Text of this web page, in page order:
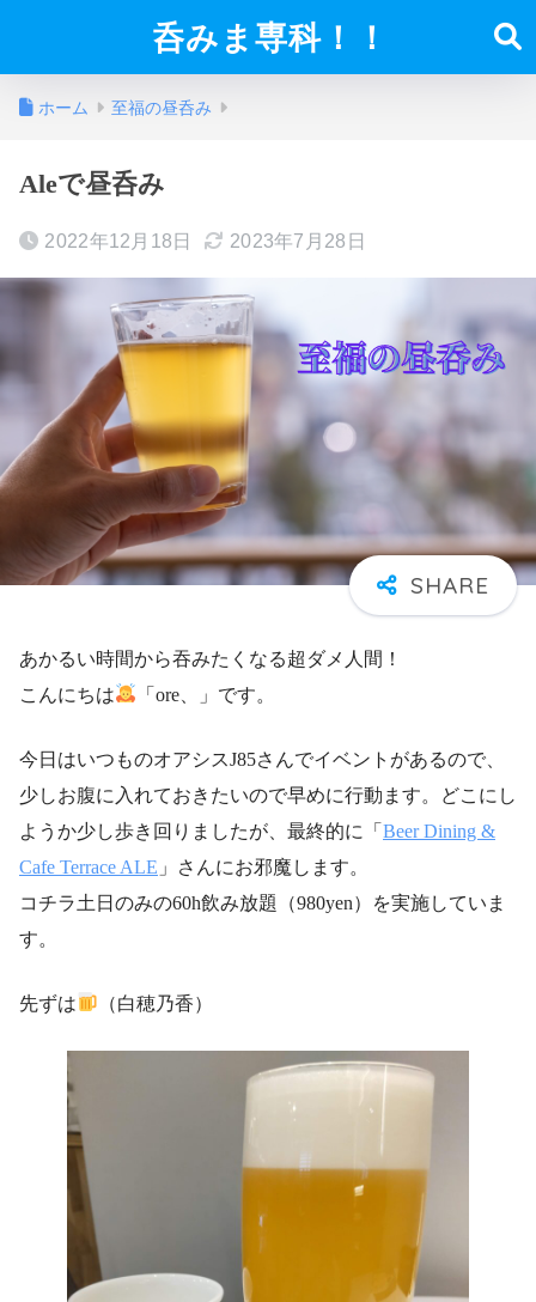
呑みま専科！！
ホーム 至福の昼呑み
Aleで昼呑み
2022年12月18日 2023年7月28日
あかるい時間から吞みたくなる超ダメ人間！
こんにちは
「ore、」です。
今日はいつものオアシスJ85さんでイベントがあるので、
少しお腹に入れておきたいので早めに行動ます。どこにし
ようか少し歩き回りましたが、最終的に「 Beer Dining &
Cafe Terrace ALE 」さんにお邪魔します。
コチラ土日のみの60h飲み放題（980yen）を実施していま
す。
先ずは （白穂乃香）